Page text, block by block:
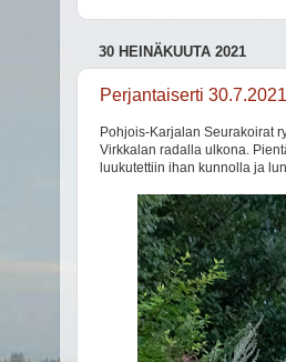
30 HEINÄKUUTA 2021
Perjantaiserti 30.7.2021
Pohjois-Karjalan Seurakoirat
Virkkalan radalla ulkona.
luukutettiin ihan kunnolla ja